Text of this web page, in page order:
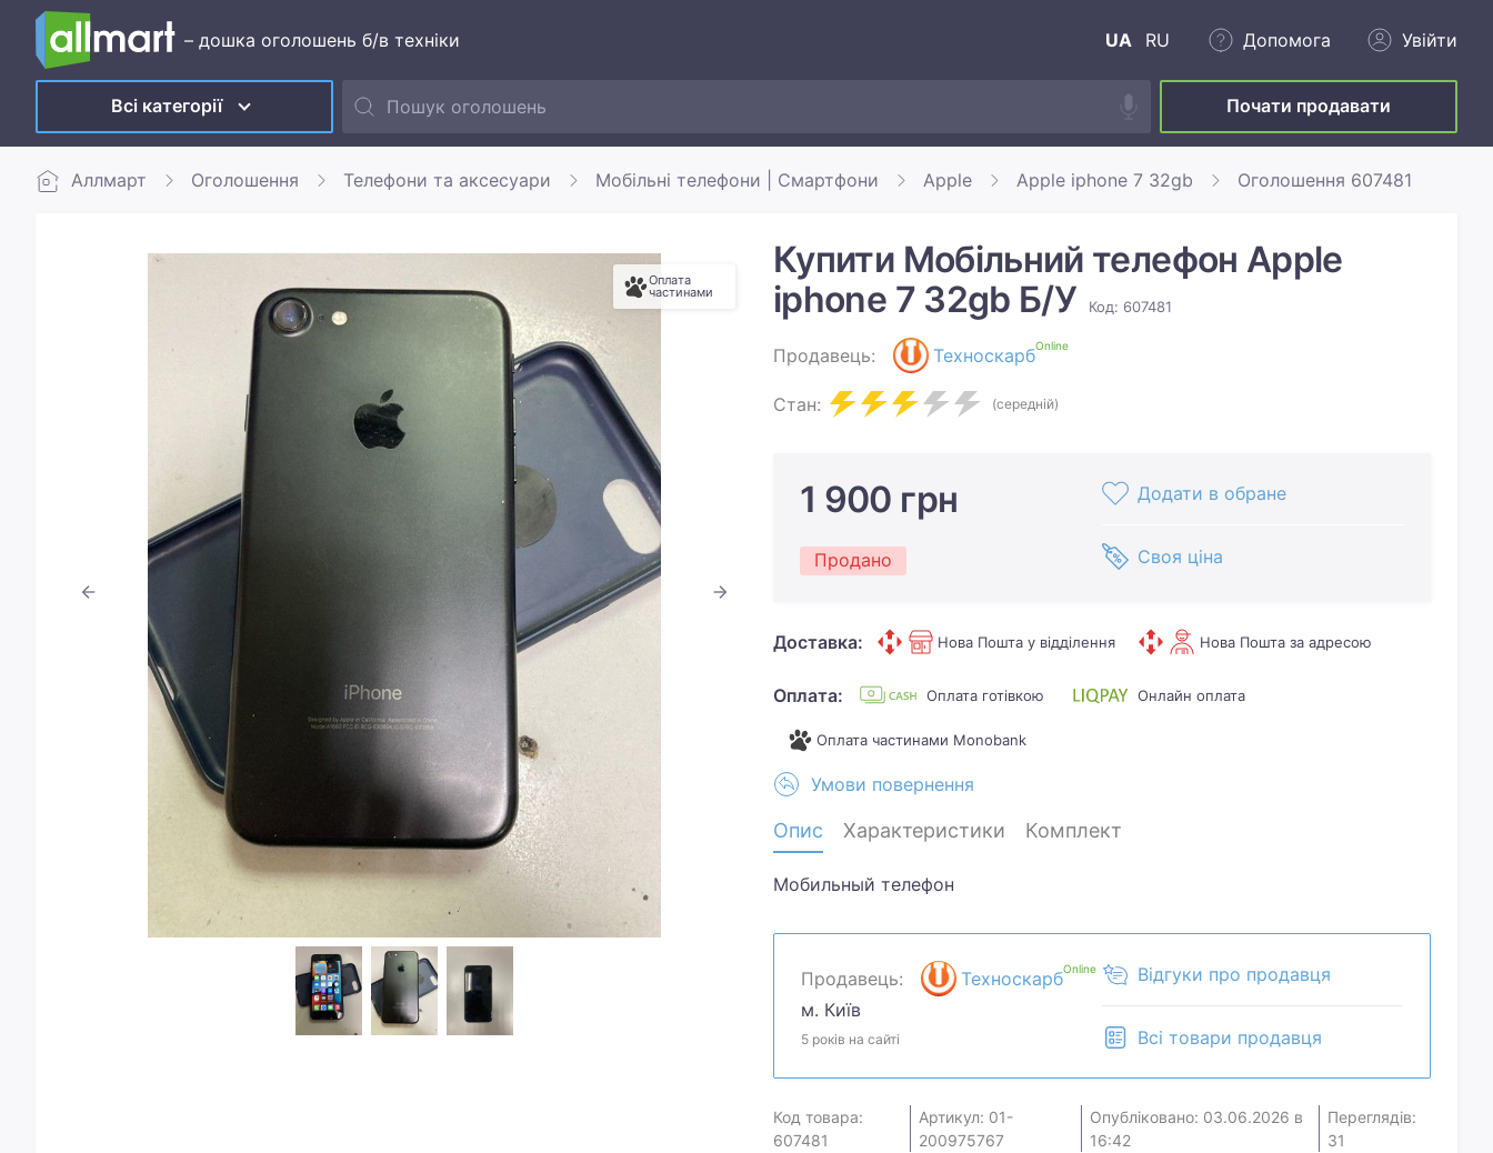
– дошка оголошень б/в техніки UA RU Допомога Увійти
Всі категорії Почати продавати
Аллмарт Оголошення Телефони та аксесуари Мобільні телефони | Смартфони Apple Apple iphone 7 32gb Оголошення 607481
Оплата
частинами
Купити Мобільний телефон Apple
iphone 7 32gb Б/У
Код: 607481
Продавець: ТехноскарбOnline
Стан: (середній)
1 900 грн
Продано
Додати в обране
Своя ціна
Доставка: Нова Пошта у відділення Нова Пошта за адресою
Оплата: Оплата готівкою Онлайн оплата
Оплата частинами Monobank
Умови повернення
Опис Характеристики Комплект
Мобильный телефон
Продавець: ТехноскарбOnline
м. Київ
5 років на сайті
Відгуки про продавця
Всі товари продавця
Код товара:
607481
Артикул: 01-
200975767
Опубліковано: 03.06.2026 в
16:42
Переглядів:
31